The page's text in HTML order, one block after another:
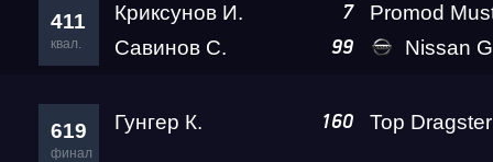
411
квал.
Криксунов И. 7
Савинов С. 99 Nissan GT-R
619
финал
Гунгер К. 160